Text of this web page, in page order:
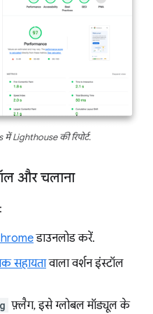
Lighthouse की रिपोर्ट.
और चलाना
डाउनलोड करें.
सहायतावाला वर्शन इंस्टॉल
फ़्लैग, इसे ग्लोबल मॉड्यूल के